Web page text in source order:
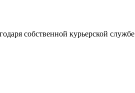
собственной курьерской службе